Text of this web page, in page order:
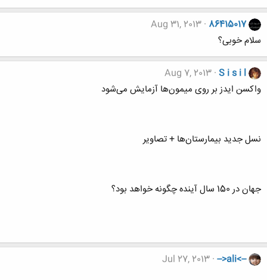
86415017
Aug 31, 2013
سلام خوبی؟
S i s i l
Aug 7, 2013
واکسن ایدز بر روی میمون‌ها آزمایش می‌شود
نسل جدید بیمارستان‌ها + تصاویر
جهان در 150 سال آینده چگونه خواهد بود؟
-->ali<--
Jul 27, 2013